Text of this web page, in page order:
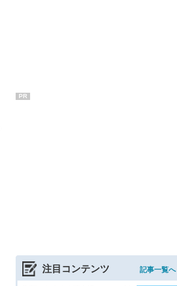
PR
注目コンテンツ 記事一覧